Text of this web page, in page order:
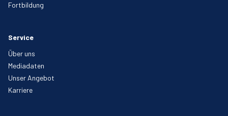
Fortbildung
Service
Über uns
Mediadaten
Unser Angebot
Karriere